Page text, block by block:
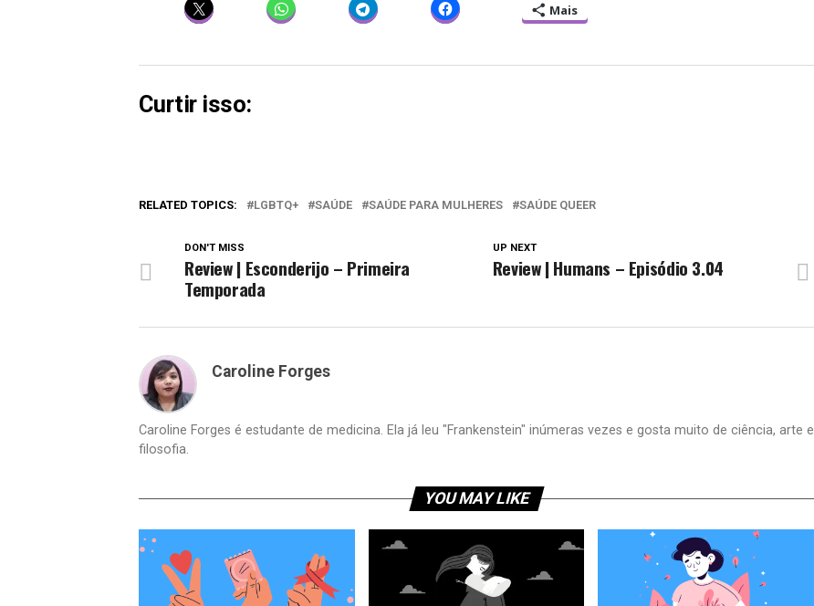
Mais
Curtir isso:
RELATED TOPICS: LGBTQ+ SAÚDE SAÚDE PARA MULHERES SAÚDE QUEER
UP NEXT
Review | Humans – Episódio 3.04
DON'T MISS
Review | Esconderijo – Primeira
Temporada
Caroline Forges
Caroline Forges é estudante de medicina. Ela já leu "Frankenstein" inúmeras vezes e gosta muito de ciência, arte e
filosofia.
YOU MAY LIKE